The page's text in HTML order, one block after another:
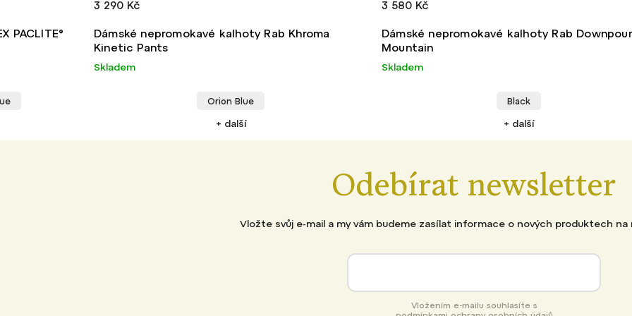
PACLITE®
Dámské nepromokavé kalhoty Rab Khroma
Kinetic Pants
Skladem
3 290 Kč
Orion Blue
+ další
Dámské nepromokavé kalhoty Rab Downpour
Mountain
Skladem
3 580 Kč
Black
+ další
Odebírat newsletter
Vložte svůj e-mail a my vám budeme zasílat informace o nových produktech na